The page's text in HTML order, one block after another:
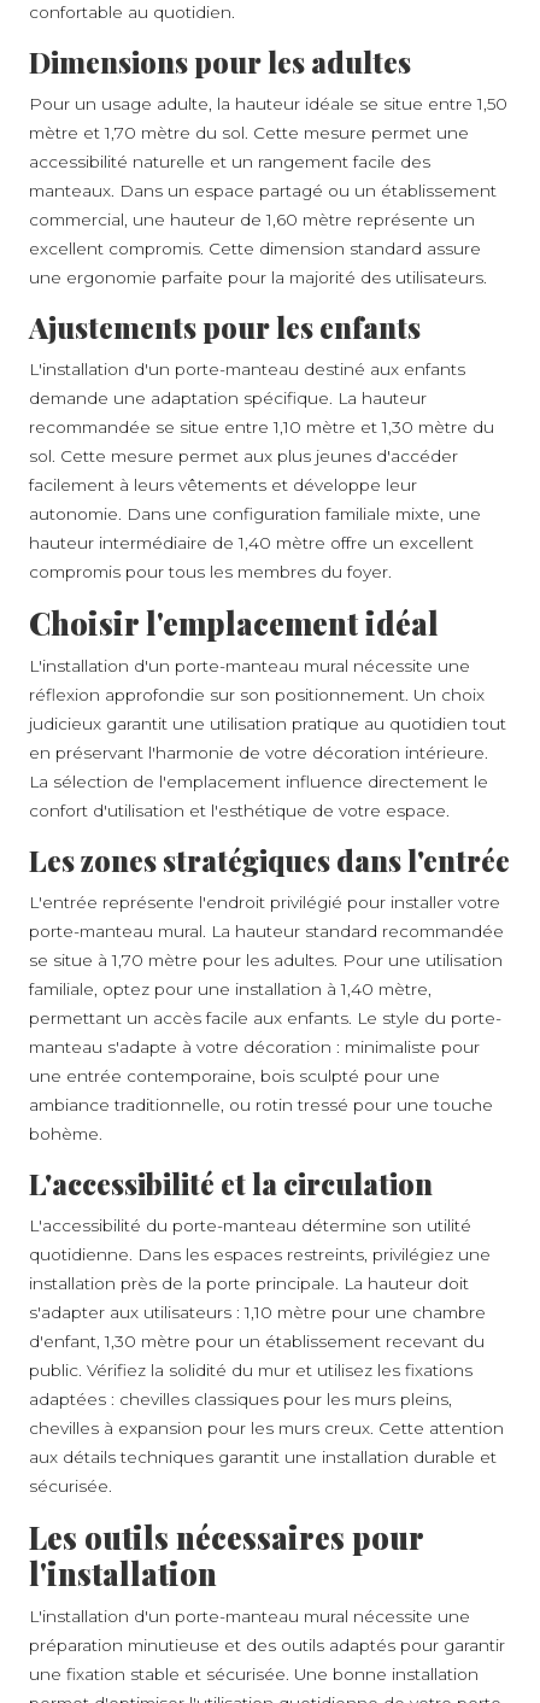
confortable au quotidien.
Dimensions pour les adultes
Pour un usage adulte, la hauteur idéale se situe entre 1,50
mètre et 1,70 mètre du sol. Cette mesure permet une
accessibilité naturelle et un rangement facile des
manteaux. Dans un espace partagé ou un établissement
commercial, une hauteur de 1,60 mètre représente un
excellent compromis. Cette dimension standard assure
une ergonomie parfaite pour la majorité des utilisateurs.
Ajustements pour les enfants
L'installation d'un porte-manteau destiné aux enfants
demande une adaptation spécifique. La hauteur
recommandée se situe entre 1,10 mètre et 1,30 mètre du
sol. Cette mesure permet aux plus jeunes d'accéder
facilement à leurs vêtements et développe leur
autonomie. Dans une configuration familiale mixte, une
hauteur intermédiaire de 1,40 mètre offre un excellent
compromis pour tous les membres du foyer.
Choisir l'emplacement idéal
L'installation d'un porte-manteau mural nécessite une
réflexion approfondie sur son positionnement. Un choix
judicieux garantit une utilisation pratique au quotidien tout
en préservant l'harmonie de votre décoration intérieure.
La sélection de l'emplacement influence directement le
confort d'utilisation et l'esthétique de votre espace.
Les zones stratégiques dans l'entrée
L'entrée représente l'endroit privilégié pour installer votre
porte-manteau mural. La hauteur standard recommandée
se situe à 1,70 mètre pour les adultes. Pour une utilisation
familiale, optez pour une installation à 1,40 mètre,
permettant un accès facile aux enfants. Le style du porte-
manteau s'adapte à votre décoration : minimaliste pour
une entrée contemporaine, bois sculpté pour une
ambiance traditionnelle, ou rotin tressé pour une touche
bohème.
L'accessibilité et la circulation
L'accessibilité du porte-manteau détermine son utilité
quotidienne. Dans les espaces restreints, privilégiez une
installation près de la porte principale. La hauteur doit
s'adapter aux utilisateurs : 1,10 mètre pour une chambre
d'enfant, 1,30 mètre pour un établissement recevant du
public. Vérifiez la solidité du mur et utilisez les fixations
adaptées : chevilles classiques pour les murs pleins,
chevilles à expansion pour les murs creux. Cette attention
aux détails techniques garantit une installation durable et
sécurisée.
Les outils nécessaires pour
l'installation
L'installation d'un porte-manteau mural nécessite une
préparation minutieuse et des outils adaptés pour garantir
une fixation stable et sécurisée. Une bonne installation
A PROPOS